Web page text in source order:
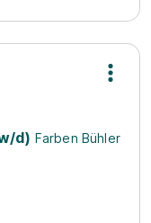
d) Farben Bühler